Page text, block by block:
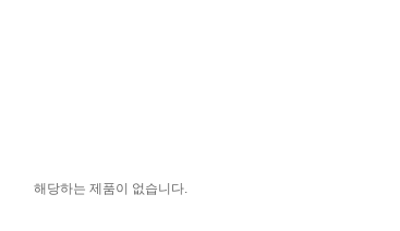
해당하는 제품이 없습니다.